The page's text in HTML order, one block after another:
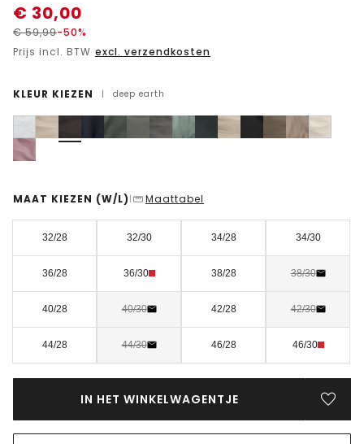
€ 30,00
€59,99-50%
Prijs incl. BTW excl. verzendkosten
KLEUR KIEZEN | deep earth
MAAT KIEZEN (W/L) | Maattabel
32/28 32/30 34/28 34/30
36/28 36/30 38/28 38/30
40/28 40/30 42/28 42/30
44/28 44/30 46/28 46/30
IN HET WINKELWAGENTJE